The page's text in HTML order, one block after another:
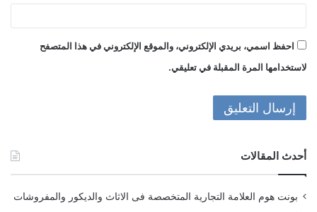
احفظ اسمي، بريدي الإلكتروني، والموقع الإلكتروني في هذا المتصفح
لاستخدامها المرة المقبلة في تعليقي.
أحدث المقالات
بونت هوم العلامة التجارية المتخصصة فى الاثاث والديكور والمفروشات